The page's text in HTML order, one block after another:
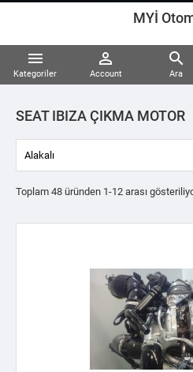
MYİ

Kategoriler

Account

Ara
SEAT IBIZA ÇIKMA MOTOR
Alakalı
Toplam 48 üründen 1-12 arası